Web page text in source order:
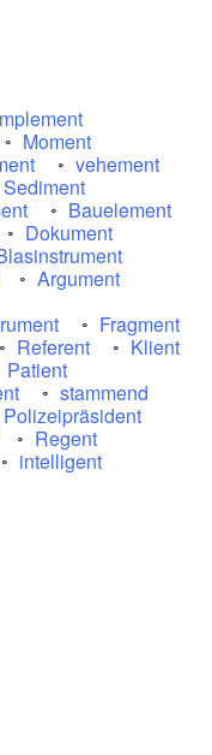
Moment
vehement
Sediment
Bauelement
Dokument
Argument
Fragment
Referent
Klient
Patient
stammend
Polizeipräsident
Regent
intelligent